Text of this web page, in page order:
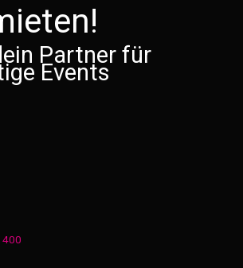
Partner für
Events
400